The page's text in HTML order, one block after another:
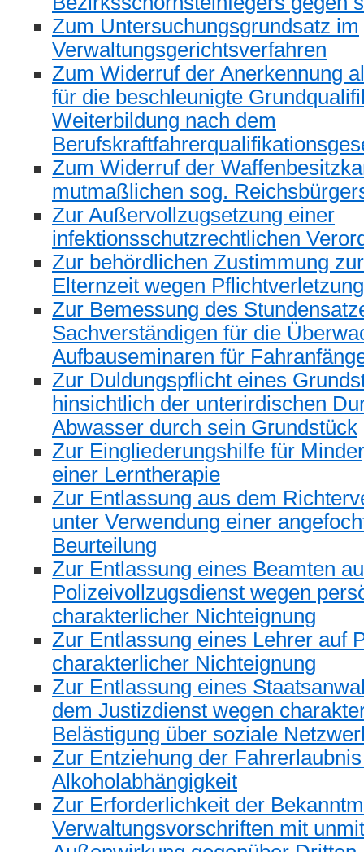
Zum Untersuchungsgrundsatz im
Verwaltungsgerichtsverfahren
Zum Widerruf der Anerkennung
für die beschleunigte
Weiterbildung nach dem
Zum Widerruf der
mutmaßlichen sog.
Zur Außervollzugsetzung einer
infektionsschutzrechtlichen
Zur behördlichen Zustimmung
Elternzeit wegen
Zur Bemessung des
Sachverständigen für die
Aufbauseminaren für
Zur Duldungspflicht eines
hinsichtlich der unterirdischen
Abwasser durch sein Grundstück
Zur Eingliederungshilfe für
einer Lerntherapie
Zur Entlassung aus dem
unter Verwendung einer
Beurteilung
Zur Entlassung eines Beamten
Polizeivollzugsdienst wegen
charakterlicher Nichteignung
Zur Entlassung eines Lehrer auf
charakterlicher Nichteignung
Zur Entlassung eines
dem Justizdienst wegen
Belästigung über soziale
Zur Entziehung der
Alkoholabhängigkeit
Zur Erforderlichkeit der
Verwaltungsvorschriften mit